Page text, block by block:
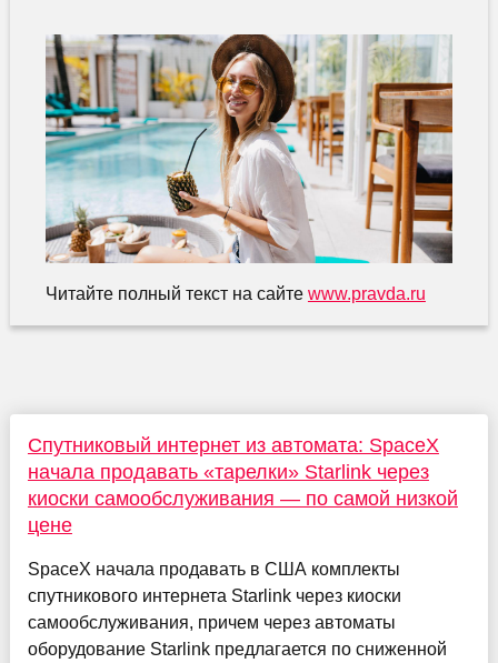
Читайте полный текст на сайте www.pravda.ru
Спутниковый интернет из автомата: SpaceX
начала продавать «тарелки» Starlink через
киоски самообслуживания — по самой низкой
цене
SpaceX начала продавать в США комплекты
спутникового интернета Starlink через киоски
самообслуживания, причем через автоматы
оборудование Starlink предлагается по сниженной